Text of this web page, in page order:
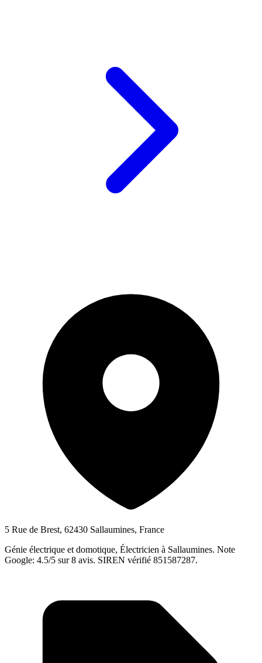
5 Rue de Brest, 62430 Sallaumines, France
Génie électrique et domotique, Électricien à Sallaumines. Note
Google: 4.5/5 sur 8 avis. SIREN vérifié 851587287.